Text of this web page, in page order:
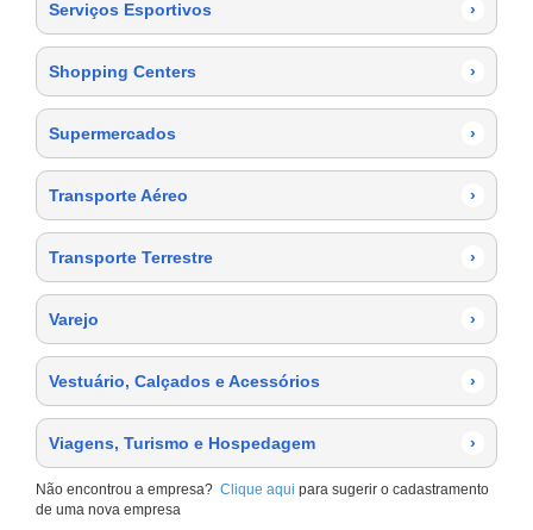
Serviços Esportivos ›
Shopping Centers ›
Supermercados ›
Transporte Aéreo ›
Transporte Terrestre ›
Varejo ›
Vestuário, Calçados e Acessórios ›
Viagens, Turismo e Hospedagem ›
Não encontrou a empresa? Clique aqui para sugerir o cadastramento
de uma nova empresa